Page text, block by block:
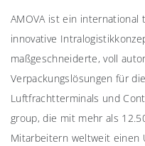
AMOVA ist ein
innovative
maßgeschneiderte, voll
Verpackungslösungen für
Luftfrachtterminals und
group, die mit mehr als
Mitarbeitern weltweit einen